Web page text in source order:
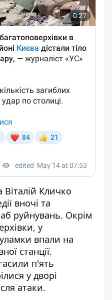
Кличко
вночі та
руйнувань. Окрім
у
впали на
станції.
п'ять
у дворі
атаки.